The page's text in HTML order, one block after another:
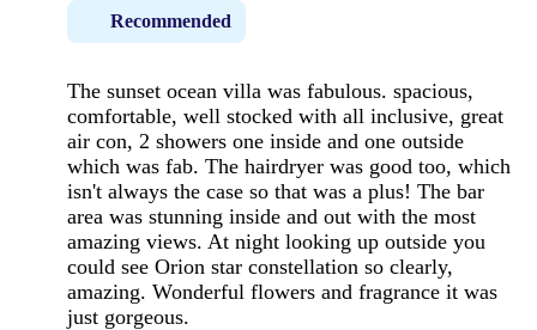
Recommended
The sunset ocean villa was fabulous. spacious,
comfortable, well stocked with all inclusive, great
air con, 2 showers one inside and one outside
which was fab. The hairdryer was good too, which
isn't always the case so that was a plus! The bar
area was stunning inside and out with the most
amazing views. At night looking up outside you
could see Orion star constellation so clearly,
amazing. Wonderful flowers and fragrance it was
just gorgeous.